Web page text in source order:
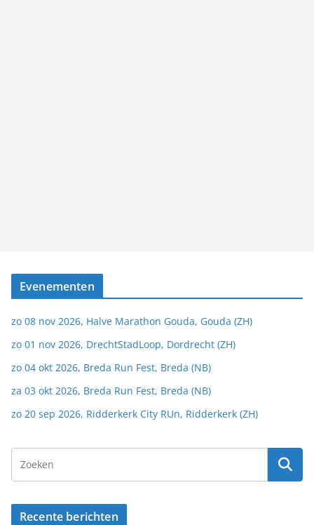
Evenementen
zo 08 nov 2026, Halve Marathon Gouda, Gouda (ZH)
zo 01 nov 2026, DrechtStadLoop, Dordrecht (ZH)
zo 04 okt 2026, Breda Run Fest, Breda (NB)
za 03 okt 2026, Breda Run Fest, Breda (NB)
zo 20 sep 2026, Ridderkerk City RUn, Ridderkerk (ZH)
Recente berichten